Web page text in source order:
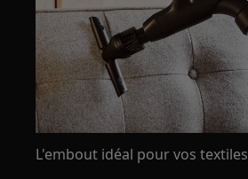
L'embout idéal pour vos textiles